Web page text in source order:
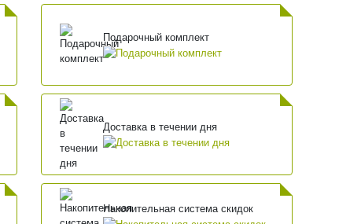
Подарочный комплект
Доставка в течении дня
Накопительная система скидок